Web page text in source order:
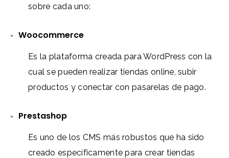
sobre cada uno:
Woocommerce
Es la plataforma creada para WordPress con la
cual se pueden realizar tiendas online, subir
productos y conectar con pasarelas de pago.
Prestashop
Es uno de los CMS más robustos que ha sido
creado específicamente para crear tiendas